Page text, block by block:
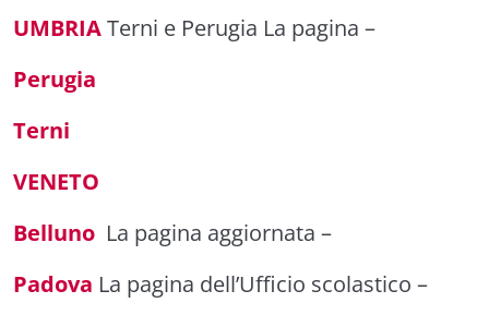
UMBRIATerni e Perugia La pagina –
Perugia
Terni
VENETO
Belluno La pagina aggiornata –
Padova La pagina dell’Ufficio scolastico –